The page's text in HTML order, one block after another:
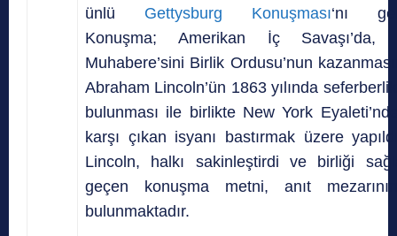
ünlü Gettysburg Konuşması‘nı
Konuşma; Amerikan İç Savaşı’da,
Muhabere’sini Birlik Ordusu’nun
Abraham Lincoln’ün 1863 yılında
bulunması ile birlikte New York
karşı çıkan isyanı bastırmak üzere
Lincoln, halkı sakinleştirdi ve birliği
geçen konuşma metni, anıt
bulunmaktadır.